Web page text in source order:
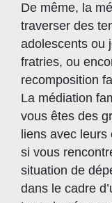
De même, la
traverser des
adolescents ou
fratries, ou
recomposition
La médiation
vous êtes des
liens avec
si vous
situation de
dans le cadre